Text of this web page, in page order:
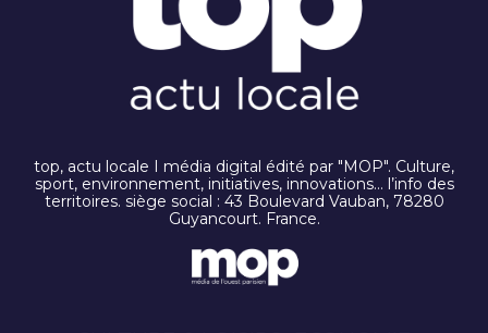
top, actu locale I média digital édité par "MOP". Culture,
sport, environnement, initiatives, innovations… l’info des
territoires. siège social : 43 Boulevard Vauban, 78280
Guyancourt. France.